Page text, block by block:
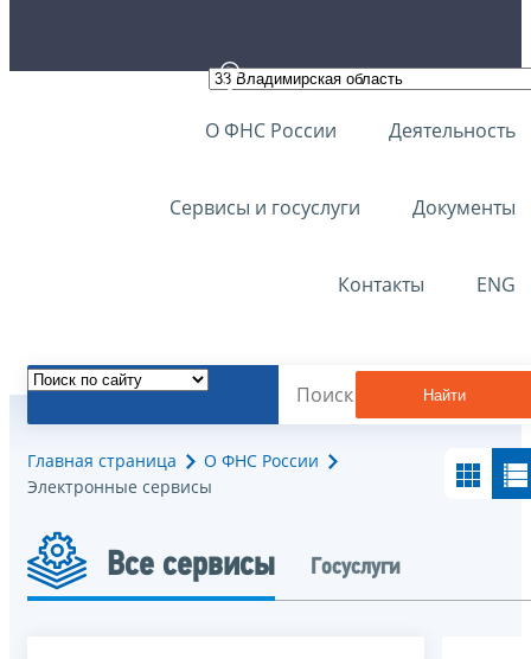
О ФНС России Деятельность
Сервисы и госуслуги Документы
Контакты ENG
Найти
Главная страница
О ФНС России
Электронные сервисы
Все сервисы Госуслуги